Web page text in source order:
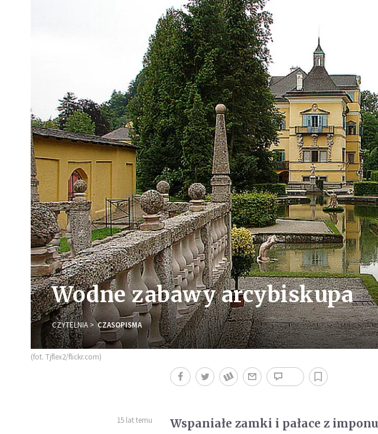
Wodne zabawy arcybiskupa
CZYTELNIA CZASOPISMA
(fot. Tjflex2/flickr.com)
15 lat temu
Wspaniałe zamki i pałace z